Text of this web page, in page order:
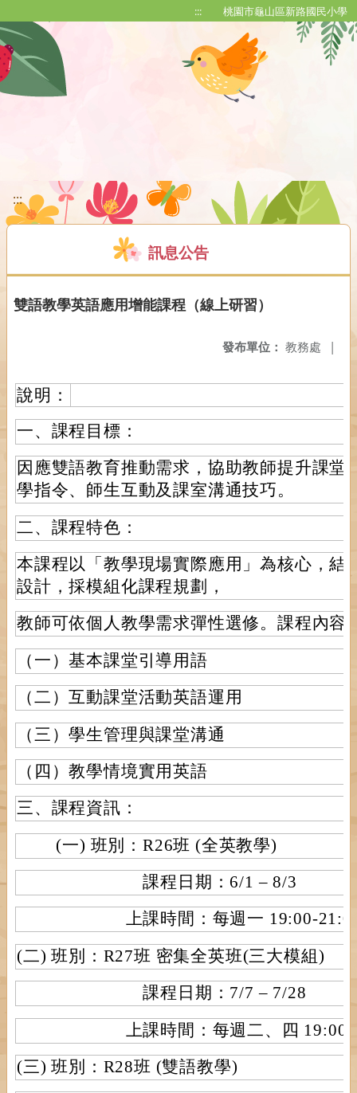
::: 桃園市龜山區新路國民小學
:::
訊息公告
雙語教學英語應用增能課程（線上研習）
發布單位： 教務處 |
說明：
一、課程目標：
因應雙語教育推動需求，協助教師提升課堂
學指令、師生互動及課室溝通技巧。
二、課程特色：
本課程以「教學現場實際應用」為核心，結
設計，採模組化課程規劃，
教師可依個人教學需求彈性選修。課程內容
（一）基本課堂引導用語
（二）互動課堂活動英語運用
（三）學生管理與課堂溝通
（四）教學情境實用英語
三、課程資訊：
(一) 班別：R26班 (全英教學)
課程日期：6/1 – 8/3
上課時間：每週一 19:00-
(二) 班別：R27班 密集全英班(三大模組)
課程日期：7/7 – 7/28
上課時間：每週二、四 19:00-
(三) 班別：R28班 (雙語教學)